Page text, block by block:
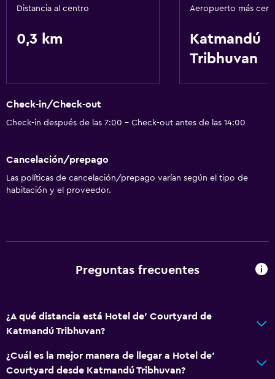
Traslado aeropuerto
Lavandería
Bar/lounge
Espacio de almacenamiento
Distancia al centro
0,3 km
Aeropuerto más
Katmandú
Tribhuvan
Check-in/Check-out
Check-in después de las 7:00 - Check-out antes de las 14:00
Cancelación/prepago
Las políticas de cancelación/prepago varían según el tipo de
habitación y el proveedor.
Preguntas frecuentes
¿A qué distancia está Hotel de' Courtyard de
Katmandú Tribhuvan?
¿Cuál es la mejor manera de llegar a Hotel de'
Courtyard desde Katmandú Tribhuvan?